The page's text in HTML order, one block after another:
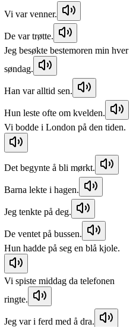
Vi var venner.
De var trøtte.
Jeg besøkte bestemoren min hver
søndag.
Han var alltid sen.
Hun leste ofte om kvelden.
Vi bodde i London på den tiden.
Det begynte å bli mørkt.
Barna lekte i hagen.
Jeg tenkte på deg.
De ventet på bussen.
Hun hadde på seg en blå kjole.
Vi spiste middag da telefonen
ringte.
Jeg var i ferd med å dra.